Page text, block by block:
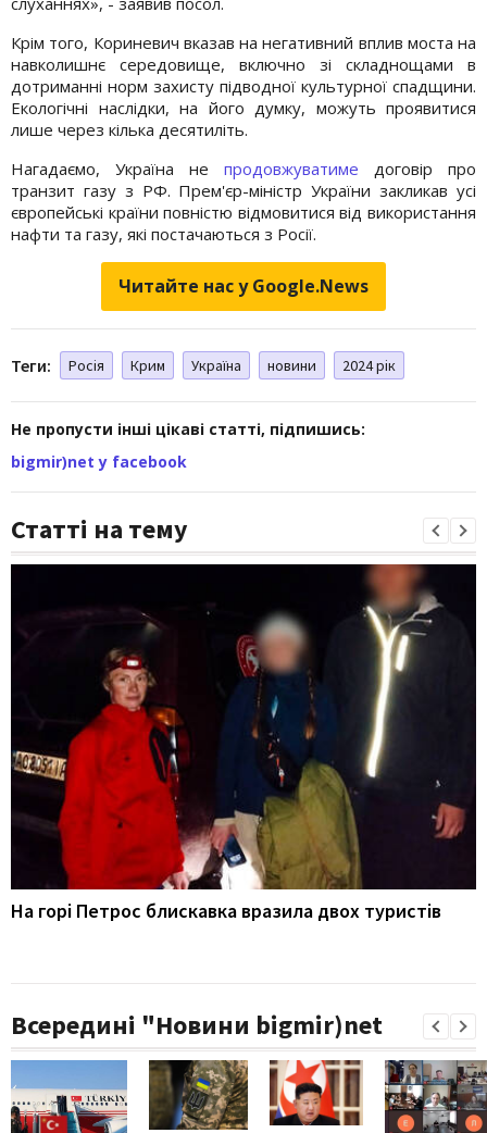
Крім того, Кориневич вказав на негативний вплив моста на
навколишнє середовище, включно зі складнощами в
дотриманні норм захисту підводної культурної спадщини.
Екологічні наслідки, на його думку, можуть проявитися
лише через кілька десятиліть.
Нагадаємо, Україна не продовжуватиме договір про
транзит газу з РФ. Прем'єр-міністр України закликав усі
європейські країни повністю відмовитися від використання
нафти та газу, які постачаються з Росії.
Читайте нас у Google.News
Теги: Росія Крим Україна новини 2024 рік
Не пропусти інші цікаві статті, підпишись:
bigmir)net у facebook
Статті на тему
На горі Петрос блискавка вразила двох туристів
Всередині "Новини bigmir)net